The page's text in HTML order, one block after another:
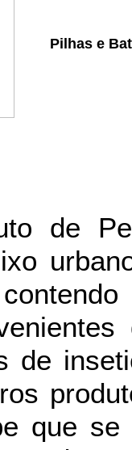
Pilhas e
de
de
que